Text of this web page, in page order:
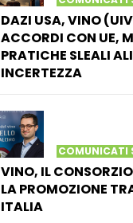
DAZI USA, VINO
ACCORDI CON UE,
PRATICHE SLEALI
INCERTEZZA
COMUNICATI
VINO, IL
LA PROMOZIONE
ITALIA